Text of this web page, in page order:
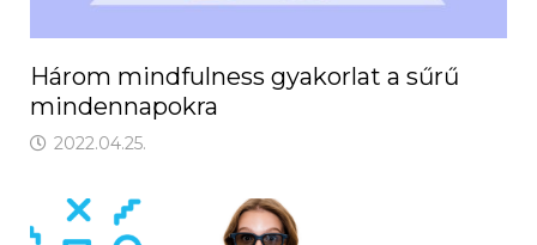
Három mindfulness gyakorlat a sűrű
mindennapokra
2022.04.25.